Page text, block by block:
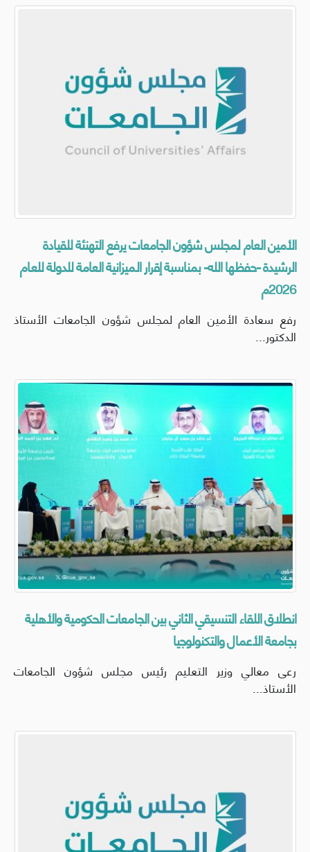
الأمين العام لمجلس شؤون الجامعات يرفع التهنئة للقيادة
الرشيدة -حفظها الله- بمناسبة إقرار الميزانية العامة للدولة للعام
2026م
رفع سعادة الأمين العام لمجلس شؤون الجامعات الأستاذ
الدكتور...
انطلاق اللقاء التنسيقي الثاني بين الجامعات الحكومية والأهلية
بجامعة الأعمال والتكنولوجيا
رعى معالي وزير التعليم رئيس مجلس شؤون الجامعات
الأستاذ...